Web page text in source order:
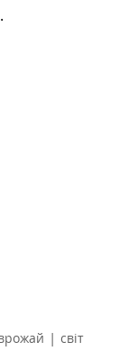
| світ